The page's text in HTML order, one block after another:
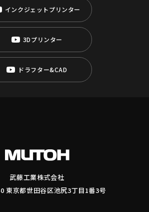
インクジェットプリンター
3Dプリンター
ドラフター&CAD
武藤工業株式会社
東京都世田谷区池尻3丁目1番3号